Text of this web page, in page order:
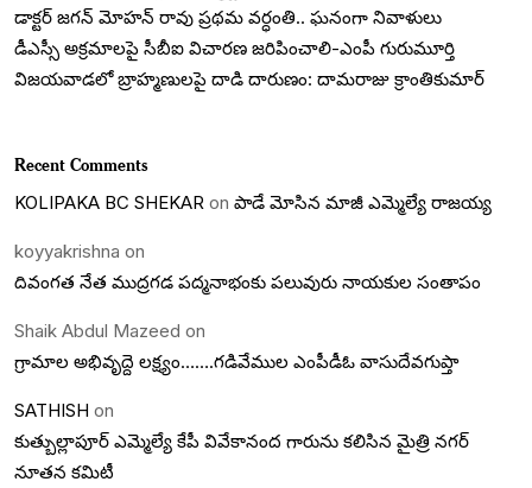
డాక్టర్ జగన్ మోహన్ రావు ప్రథమ వర్ధంతి.. ఘనంగా నివాళులు
డీఎస్సీ అక్రమాలపై సీబీఐ విచారణ జరిపించాలి-ఎంపీ గురుమూర్తి
విజయవాడలో బ్రాహ్మణులపై దాడి దారుణం: దామరాజు క్రాంతికుమార్
Recent Comments
KOLIPAKA BC SHEKAR on పాడే మోసిన మాజీ ఎమ్మెల్యే రాజయ్య
koyyakrishna on
దివంగత నేత ముద్రగడ పద్మనాభంకు పలువురు నాయకుల సంతాపం
Shaik Abdul Mazeed on
గ్రామాల అభివృద్దె లక్ష్యం…….గడివేముల ఎంపీడీఓ వాసుదేవగుప్తా
SATHISH on
కుత్బుల్లాపూర్ ఎమ్మెల్యే కేపీ వివేకానంద గారును కలిసిన మైత్రి నగర్
నూతన కమిటీ